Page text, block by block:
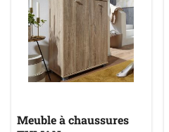
Meuble à chaussures